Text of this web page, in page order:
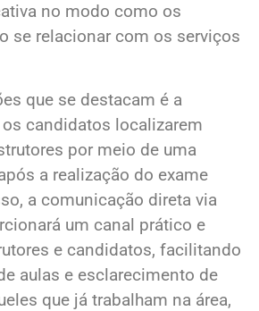
no modo como os
se relacionar com os serviços
que se destacam é a
candidatos localizarem
por meio de uma
a realização do exame
a comunicação direta via
um canal prático e
e candidatos, facilitando
aulas e esclarecimento de
que já trabalham na área,